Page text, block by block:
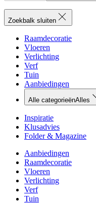
Zoekbalk sluiten
Raamdecoratie
Vloeren
Verlichting
Verf
Tuin
Aanbiedingen
Alle categorieënAlles
Inspiratie
Klusadvies
Folder & Magazine
Aanbiedingen
Raamdecoratie
Vloeren
Verlichting
Verf
Tuin